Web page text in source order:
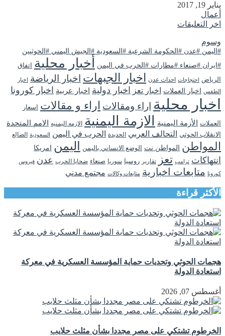
يناير 19, 2017
أعمال
اخر التعليقات
وسوم
#اليمن #عدن #الحكومة الشرعية #السعودية #الجيش اليمني #الحوثيين
#ايران #صنعاء #مطارات #الحرب في اليمن
أخبار محلية
اتفاق
الرياض
احتجاجات احداث عدن اخبار الجبهات اخبار الرياضة اخبار
الطقس
اخبار العملات اخبار تعز اخبار دولية اخبار عربية اخبار كورونا
اخبار محلية اراء ومقالات اراء و مقالات اسعار
العملات الأزمة اليمنية الازمة اليمنية الازمه اليمنيه الامم المتحدة
الانقلاب الحوثي التحالف العربي الحديدة الحرب في اليمن السعودية الضالع
المواطن المواطن نت الوضع الانساني باليمن اليمن امريكا
انتهاكات ترامب تعز تقارير روسيا سوريا صنعاء ضحايا الحرب عدن فيروس
كورونا متابعات اخبارية متابعات وكالات مجتمع مدني
الأكثر قراءة
هجمات الحوثي وتحديات حماية المؤسسة العسكرية في معركة
استعادة الدولة
أغسطس 07, 2026
الخرطوم تشتكي على مصر مجددا بشأن مثلث حلايب